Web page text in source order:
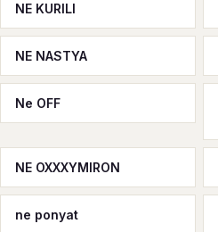
NE KURILI
NE NASTYA
Ne OFF
NE OXXXYMIRON
ne ponyat